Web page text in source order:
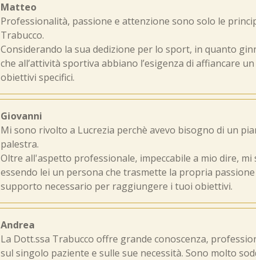
Matteo
Professionalità, passione e attenzione sono solo le
Trabucco.
Considerando la sua dedizione per lo sport, in quanto
che all’attività sportiva abbiano l’esigenza di affiancare
obiettivi specifici.
Giovanni
Mi sono rivolto a Lucrezia perchè avevo bisogno di un
palestra.
Oltre all'aspetto professionale, impeccabile a mio dire,
essendo lei un persona che trasmette la propria
supporto necessario per raggiungere i tuoi obiettivi.
Andrea
La Dott.ssa Trabucco offre grande conoscenza,
sul singolo paziente e sulle sue necessità. Sono molto